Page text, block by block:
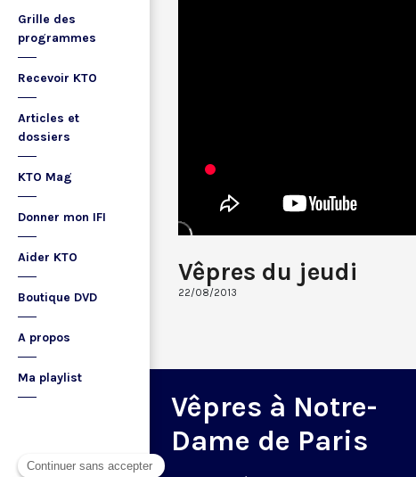
Grille des
programmes
Recevoir KTO
Articles et
dossiers
KTO Mag
Donner mon IFI
Aider KTO
Boutique DVD
A propos
Ma playlist
Vêpres du jeudi
22/08/2013
Vêpres à Notre-
Dame de Paris